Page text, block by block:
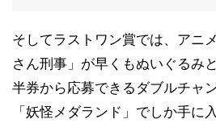
そしてラストワン賞では、アニ
さん刑事」が早くもぬいぐるみ
半券から応募できるダブルチャ
「妖怪メダランド」でしか手に